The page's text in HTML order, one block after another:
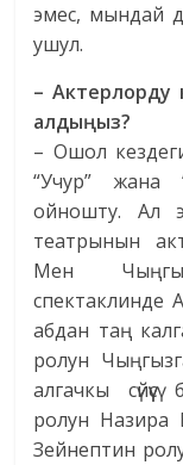
эмес, мындай
ушул.
– Актерлорду
алдыңыз?
– Ошол
“Учур” жана
ойношту. Ал
театрынын
Мен
спектаклинде
абдан таң
ролун
алгачкы
ролун Назира
Зейнептин